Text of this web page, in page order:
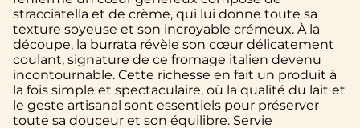
stracciatella et de crème, qui lui donne toute sa
texture soyeuse et son incroyable crémeux. À la
découpe, la burrata révèle son cœur délicatement
coulant, signature de ce fromage italien devenu
incontournable. Cette richesse en fait un produit à
la fois simple et spectaculaire, où la qualité du lait et
le geste artisanal sont essentiels pour préserver
toute sa douceur et son équilibre. Servie